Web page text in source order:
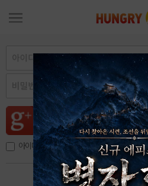
아이디, 이메일 저장
아이디 / 비밀번호 찾기